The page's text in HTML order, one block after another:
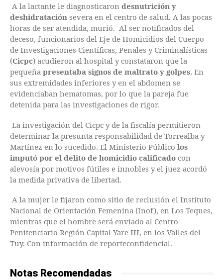
A la lactante le diagnosticaron desnutrición y
deshidratación severa en el centro de salud. A las pocas
horas de ser atendida, murió. Al ser notificados del
deceso, funcionarios del Eje de Homicidios del Cuerpo
de Investigaciones Científicas, Penales y Criminalísticas
(Cicpc) acudieron al hospital y constataron que la
pequeña presentaba signos de maltrato y golpes. En
sus extremidades inferiores y en el abdomen se
evidenciaban hematomas, por lo que la pareja fue
detenida para las investigaciones de rigor.
La investigación del Cicpc y de la fiscalía permitieron
determinar la presunta responsabilidad de Torrealba y
Martínez en lo sucedido. El Ministerio Público los
imputó por el delito de homicidio calificado con
alevosía por motivos fútiles e innobles y el juez acordó
la medida privativa de libertad.
A la mujer le fijaron como sitio de reclusión el Instituto
Nacional de Orientación Femenina (Inof), en Los Teques,
mientras que el hombre será enviado al Centro
Penitenciario Región Capital Yare III, en los Valles del
Tuy. Con información de reporteconfidencial.
Notas Recomendadas